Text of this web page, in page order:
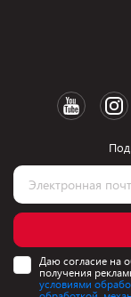
Даю согласие на
получения
условиями